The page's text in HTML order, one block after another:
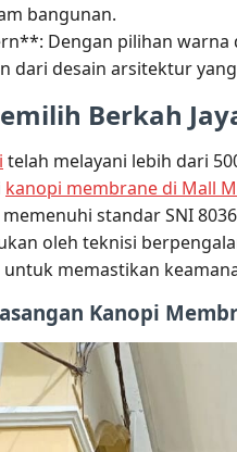
bangunan.
Dengan pilihan
dari desain arsitektur
Berkah
telah melayani lebih dari
kanopi membrane di Mall
standar SNI
oleh teknisi
memastikan
Kanopi